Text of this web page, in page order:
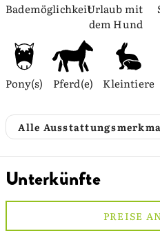
BademöglichkeitUrlaub mit
dem Hund
Pony(s) Pferd(e) Kleintiere
Alle
Unterkünfte
PREISE